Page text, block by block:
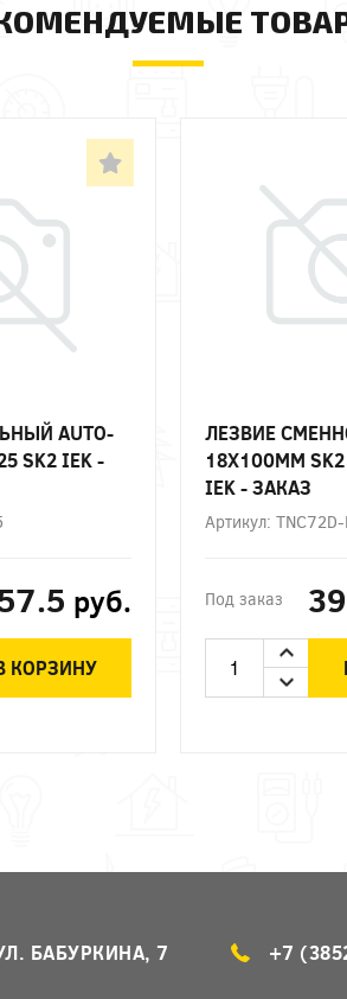
AUTO-
SK2 IEK -
руб.
КОРЗИНУ
ЛЕЗВИЕ
18Х100ММ
IEK - ЗАКАЗ
Артикул:
Под заказ
БАБУРКИНА, 7 +7